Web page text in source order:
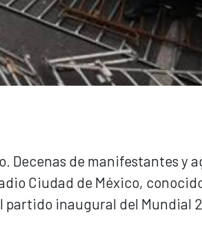
Decenas de manifestantes y
Ciudad de México,
partido inaugural del Mundial